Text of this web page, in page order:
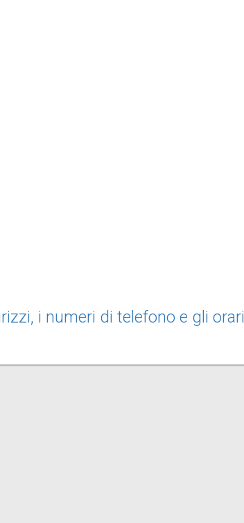
i numeri di telefono e gli orari